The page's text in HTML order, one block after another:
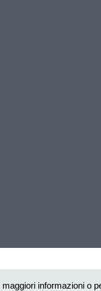
maggiori informazioni o